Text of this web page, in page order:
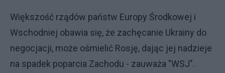
Większość rządów państw Europy Środkowej i
Wschodniej obawia się, że zachęcanie Ukrainy do
negocjacji, może ośmielić Rosję, dając jej nadzieje
na spadek poparcia Zachodu - zauważa "WSJ".